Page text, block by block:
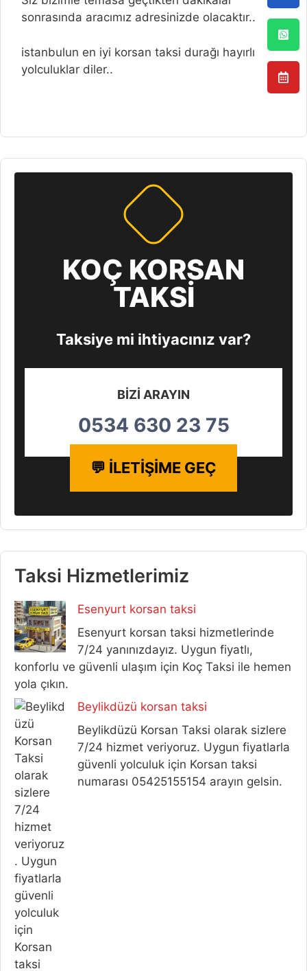
sonrasında aracımız adresinizde olacaktır..
istanbulun en iyi korsan taksi durağı hayırlı
yolculuklar diler..
KOÇ KORSAN
TAKSİ
Taksiye mi ihtiyacınız var?
BİZİ ARAYIN
0534 630 23 75
💬 İLETİŞİME GEÇ
Taksi Hizmetlerimiz
Esenyurt korsan taksi
Esenyurt korsan taksi hizmetlerinde
7/24 yanınızdayız. Uygun fiyatlı,
konforlu ve güvenli ulaşım için Koç Taksi ile hemen
yola çıkın.
Beylikdüzü korsan taksi
Beylikdüzü Korsan Taksi olarak sizlere
7/24 hizmet veriyoruz. Uygun fiyatlarla
güvenli yolculuk için Korsan taksi
numarası 05425155154 arayın gelsin.